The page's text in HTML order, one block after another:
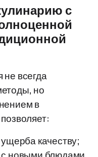
с
всегда
но
в
качеству;